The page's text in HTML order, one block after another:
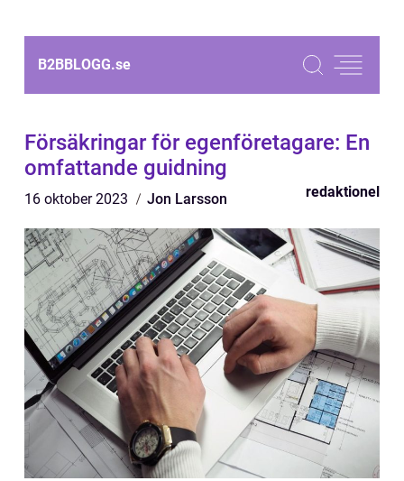
B2BBLOGG.se
Försäkringar för egenföretagare: En
omfattande guidning
16 oktober 2023 Jon Larsson redaktionel